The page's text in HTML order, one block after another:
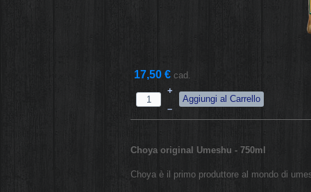
17,50 € cad.
+
–
Choya original Umeshu - 750ml
Choya è il primo produttore al mondo di